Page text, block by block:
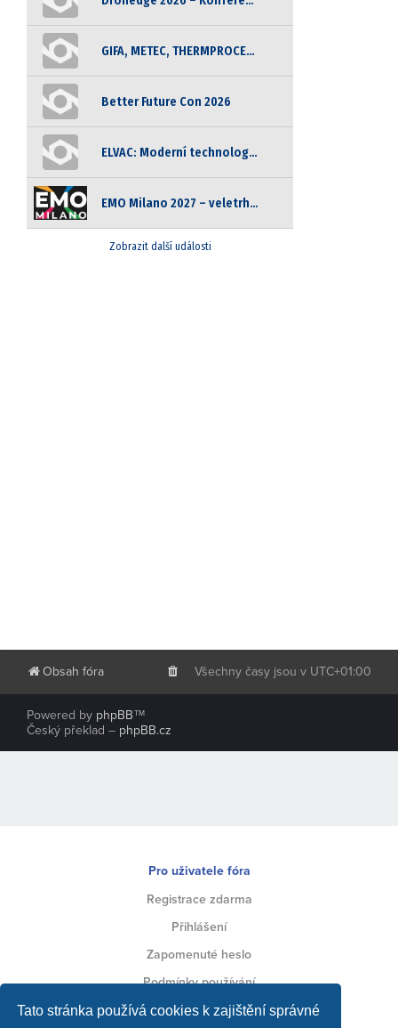
Tato stránka používá cookies k zajištění správné
Obsah fóra Všechny časy jsou v UTC+01:00
Powered by phpBB™
Český překlad – phpBB.cz
Pro uživatele fóra
Registrace zdarma
Přihlášení
Zapomenuté heslo
Podmínky používání
Ochrana soukromí